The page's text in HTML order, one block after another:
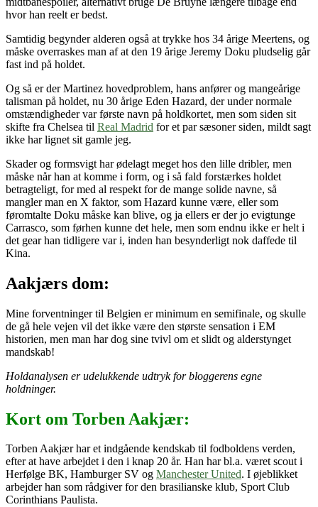
hvor han reelt er bedst.
Samtidig begynder alderen også at trykke hos 34 årige Meertens, og
måske overraskes man af at den 19 årige Jeremy Doku pludselig går
fast ind på holdet.
Og så er der Martinez hovedproblem, hans anfører og mangeårige
talisman på holdet, nu 30 årige Eden Hazard, der under normale
omstændigheder var første navn på holdkortet, men som siden sit
skifte fra Chelsea til Real Madrid for et par sæsoner siden, mildt sagt
ikke har lignet sit gamle jeg.
Skader og formsvigt har ødelagt meget hos den lille dribler, men
måske når han at komme i form, og i så fald forstærkes holdet
betragteligt, for med al respekt for de mange solide navne, så
mangler man en X faktor, som Hazard kunne være, eller som
føromtalte Doku måske kan blive, og ja ellers er der jo evigtunge
Carrasco, som førhen kunne det hele, men som endnu ikke er helt i
det gear han tidligere var i, inden han besynderligt nok daffede til
Kina.
Aakjærs dom:
Mine forventninger til Belgien er minimum en semifinale, og skulle
de gå hele vejen vil det ikke være den største sensation i EM
historien, men man har dog sine tvivl om et slidt og alderstynget
mandskab!
Holdanalysen er udelukkende udtryk for bloggerens egne
holdninger.
Kort om Torben Aakjær:
Torben Aakjær har et indgående kendskab til fodboldens verden,
efter at have arbejdet i den i knap 20 år. Han har bl.a. været scout i
Herfølge BK, Hamburger SV og Manchester United. I øjeblikket
arbejder han som rådgiver for den brasilianske klub, Sport Club
Corinthians Paulista.